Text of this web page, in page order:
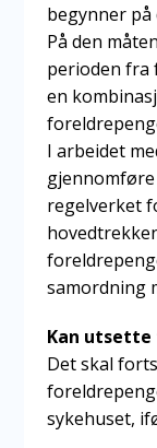
begynner
På den
perioden fra
en
I arbeidet
regelverket
samordning
Kan
Det skal
sykehuset,